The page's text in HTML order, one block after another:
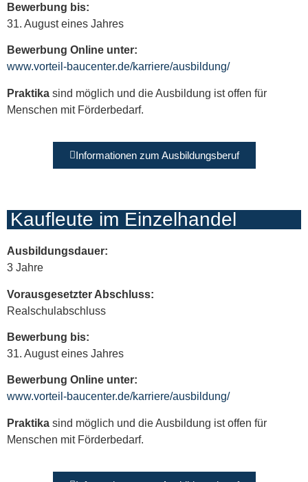
Bewerbung bis:
31. August eines Jahres
Bewerbung Online unter:
www.vorteil-baucenter.de/karriere/ausbildung/
Praktika sind möglich und die Ausbildung ist offen für
Menschen mit Förderbedarf.
Informationen zum Ausbildungsberuf
Kaufleute im Einzelhandel
Ausbildungsdauer:
3 Jahre
Vorausgesetzter Abschluss:
Realschulabschluss
Bewerbung bis:
31. August eines Jahres
Bewerbung Online unter:
www.vorteil-baucenter.de/karriere/ausbildung/
Praktika sind möglich und die Ausbildung ist offen für
Menschen mit Förderbedarf.